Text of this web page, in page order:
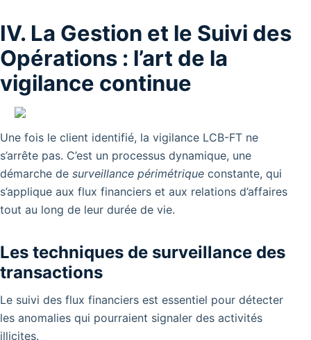
IV. La Gestion et le Suivi des
Opérations : l’art de la
vigilance continue
Une fois le client identifié, la vigilance LCB-FT ne
s’arrête pas. C’est un processus dynamique, une
démarche de surveillance périmétrique constante, qui
s’applique aux flux financiers et aux relations d’affaires
tout au long de leur durée de vie.
Les techniques de surveillance des
transactions
Le suivi des flux financiers est essentiel pour détecter
les anomalies qui pourraient signaler des activités
illicites.